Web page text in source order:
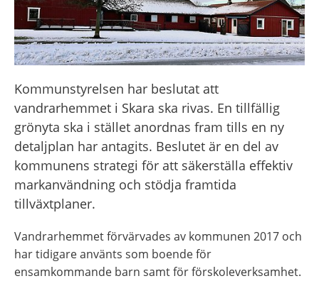
Kommunstyrelsen har beslutat att
vandrarhemmet i Skara ska rivas. En tillfällig
grönyta ska i stället anordnas fram tills en ny
detaljplan har antagits. Beslutet är en del av
kommunens strategi för att säkerställa effektiv
markanvändning och stödja framtida
tillväxtplaner.
Vandrarhemmet förvärvades av kommunen 2017 och
har tidigare använts som boende för
ensamkommande barn samt för förskoleverksamhet.